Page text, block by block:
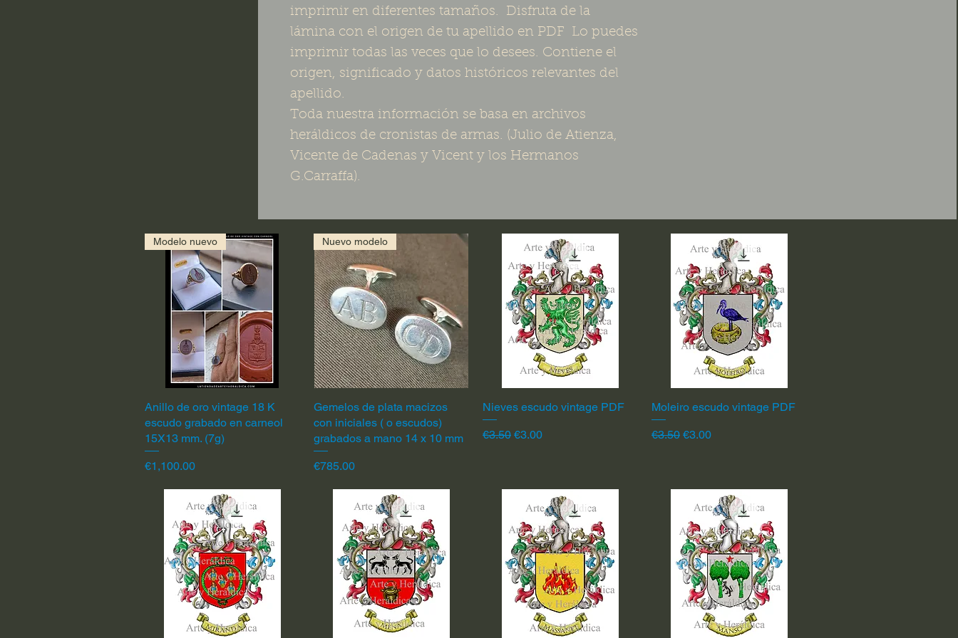
imprimir en diferentes tamaños. Disfruta de la
lámina con el origen de tu apellido en PDF Lo puedes
imprimir todas las veces que lo desees. Contiene el
origen, significado y datos históricos relevantes del
apellido.
Toda nuestra información se basa en archivos
heráldicos de cronistas de armas. (Julio de Atienza,
Vicente de Cadenas y Vicent y los Hermanos
G.Carraffa).
Quick View
Modelo nuevo
Anillo de oro vintage 18 K
escudo grabado en carneol
15X13 mm. (7g)
Price
€1,100.00
Quick View
Nuevo modelo
Gemelos de plata macizos
con iniciales ( o escudos)
grabados a mano 14 x 10 mm
Price
€785.00
Quick View
Nieves escudo vintage PDF
Regular Price
€3.50 Sale Price
€3.00
Quick View
Moleiro escudo vintage PDF
Regular Price
€3.50 Sale Price
€3.00